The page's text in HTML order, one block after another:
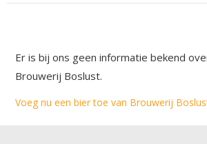
Er is bij ons geen informatie bekend
Brouwerij Boslust.
Voeg nu een bier toe van Brouwerij